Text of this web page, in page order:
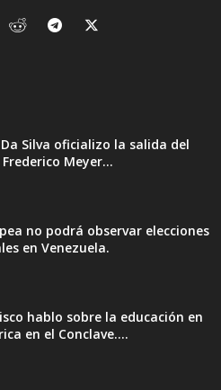
Silva oficializo la salida del
Meyer...
no podrá observar elecciones
en Venezuela.
hablo sobre la educación en
en el Conclave....